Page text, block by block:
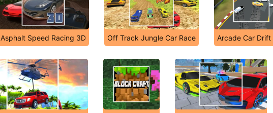
Asphalt Speed Racing 3D Off Track Jungle Car Race Arcade Car Drift